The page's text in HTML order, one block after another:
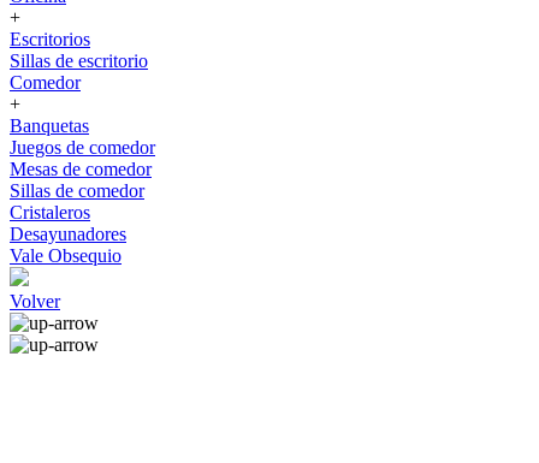
+
Escritorios
Sillas de escritorio
Comedor
+
Banquetas
Juegos de comedor
Mesas de comedor
Sillas de comedor
Cristaleros
Desayunadores
Vale Obsequio
Volver